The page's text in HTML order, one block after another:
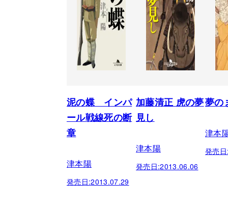
泥の蝶 インパ
ール戦線死の断
章
津本陽
発売日:2013.07.29
加藤清正 虎の夢
見し
津本陽
発売日:2013.06.06
夢の
津本
発売